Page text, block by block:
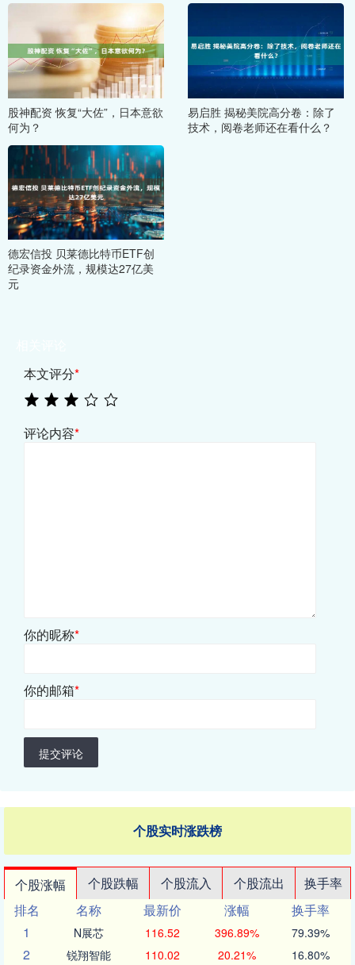
股神配资 恢复“大佐”，日本意欲
何为？
易启胜 揭秘美院高分卷：除了
技术，阅卷老师还在看什么？
德宏信投 贝莱德比特币ETF创
纪录资金外流，规模达27亿美
元
本文评分*
评论内容*
你的昵称*
你的邮箱*
提交评论
个股实时涨跌榜
个股涨幅 个股跌幅 个股流入 个股流出
换手率
排名
名称 最新价 涨幅
换手率
1
N展芯 116.52 396.89% 79.39%
2 锐翔智能 110.02 20.21% 16.80%